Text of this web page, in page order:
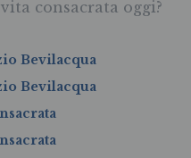
consacrata oggi?
Bevilacqua
Bevilacqua